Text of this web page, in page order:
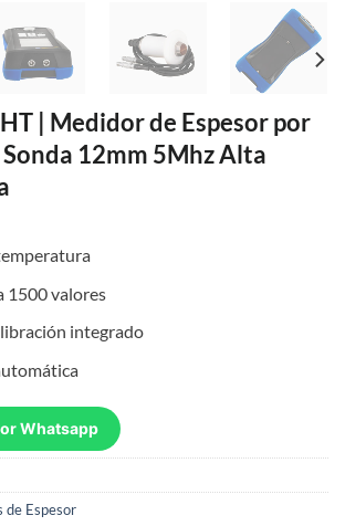
| Medidor de Espesor por
12mm 5Mhz Alta
1500 valores
integrado
Whatsapp
de Espesor